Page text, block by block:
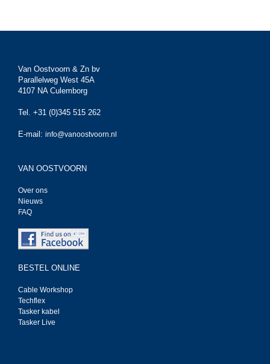
Van Oostvoorn & Zn bv
Parallelweg West 45A
4107 NA Culemborg
Tel. +31 (0)345 515 262
E-mail: info@vanoostvoorn.nl
VAN OOSTVOORN
Over ons
Nieuws
FAQ
BESTEL ONLINE
Cable Workshop
Techflex
Tasker kabel
Tasker Live